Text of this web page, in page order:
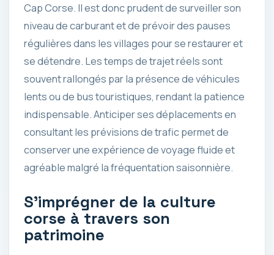
Cap Corse. Il est donc prudent de surveiller son
niveau de carburant et de prévoir des pauses
régulières dans les villages pour se restaurer et
se détendre. Les temps de trajet réels sont
souvent rallongés par la présence de véhicules
lents ou de bus touristiques, rendant la patience
indispensable. Anticiper ses déplacements en
consultant les prévisions de trafic permet de
conserver une expérience de voyage fluide et
agréable malgré la fréquentation saisonnière.
S’imprégner de la culture
corse à travers son
patrimoine